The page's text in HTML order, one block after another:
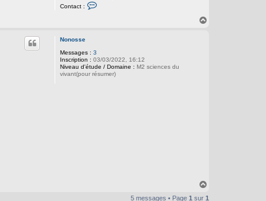
Contact :
r
d
a
Nonosse
Messages : 3
Inscription : 03/03/2022, 16:12
Niveau d'étude / Domaine : M2 sciences du
vivant(pour résumer)
5 messages • Page 1 sur 1